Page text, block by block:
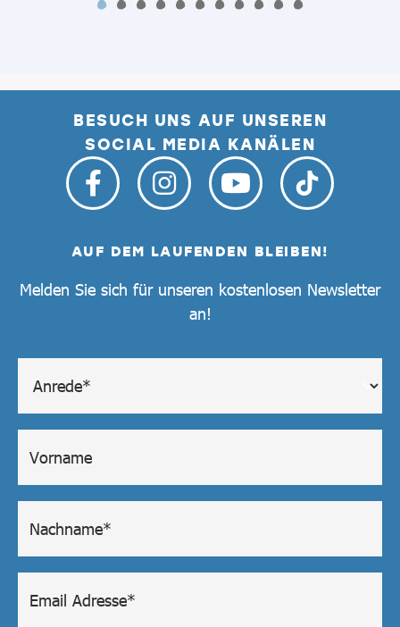
BESUCH UNS AUF UNSEREN
SOCIAL MEDIA KANÄLEN
AUF DEM LAUFENDEN BLEIBEN!
Melden Sie sich für unseren kostenlosen Newsletter
an!